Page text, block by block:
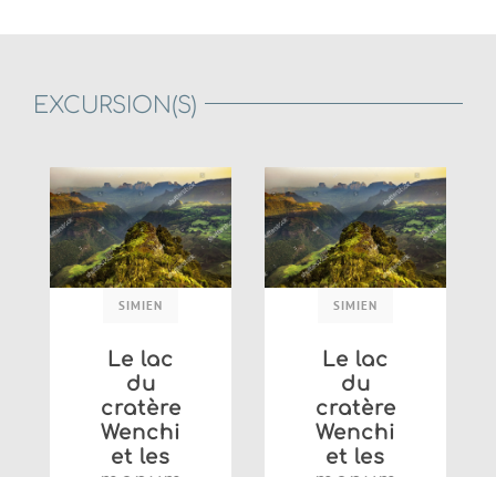
EXCURSION(S)
SIMIEN
Le lac
du
cratère
Wenchi
et les
SIMIEN
Le lac
du
cratère
Wenchi
et les